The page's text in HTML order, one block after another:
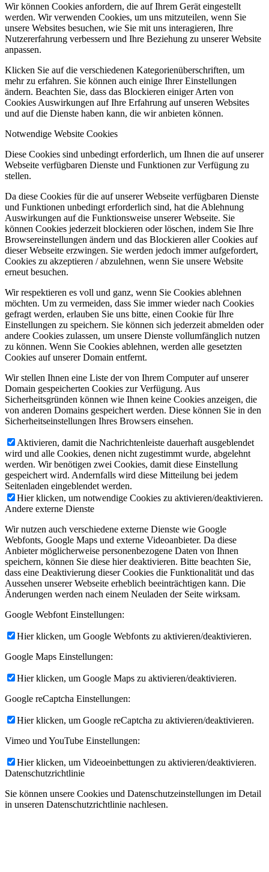
Wir können Cookies anfordern, die auf Ihrem Gerät eingestellt
werden. Wir verwenden Cookies, um uns mitzuteilen, wenn Sie
unsere Websites besuchen, wie Sie mit uns interagieren, Ihre
Nutzererfahrung verbessern und Ihre Beziehung zu unserer Website
anpassen.
Klicken Sie auf die verschiedenen Kategorienüberschriften, um
mehr zu erfahren. Sie können auch einige Ihrer Einstellungen
ändern. Beachten Sie, dass das Blockieren einiger Arten von
Cookies Auswirkungen auf Ihre Erfahrung auf unseren Websites
und auf die Dienste haben kann, die wir anbieten können.
Notwendige Website Cookies
Diese Cookies sind unbedingt erforderlich, um Ihnen die auf unserer
Webseite verfügbaren Dienste und Funktionen zur Verfügung zu
stellen.
Da diese Cookies für die auf unserer Webseite verfügbaren Dienste
und Funktionen unbedingt erforderlich sind, hat die Ablehnung
Auswirkungen auf die Funktionsweise unserer Webseite. Sie
können Cookies jederzeit blockieren oder löschen, indem Sie Ihre
Browsereinstellungen ändern und das Blockieren aller Cookies auf
dieser Webseite erzwingen. Sie werden jedoch immer aufgefordert,
Cookies zu akzeptieren / abzulehnen, wenn Sie unsere Website
erneut besuchen.
Wir respektieren es voll und ganz, wenn Sie Cookies ablehnen
möchten. Um zu vermeiden, dass Sie immer wieder nach Cookies
gefragt werden, erlauben Sie uns bitte, einen Cookie für Ihre
Einstellungen zu speichern. Sie können sich jederzeit abmelden oder
andere Cookies zulassen, um unsere Dienste vollumfänglich nutzen
zu können. Wenn Sie Cookies ablehnen, werden alle gesetzten
Cookies auf unserer Domain entfernt.
Wir stellen Ihnen eine Liste der von Ihrem Computer auf unserer
Domain gespeicherten Cookies zur Verfügung. Aus
Sicherheitsgründen können wie Ihnen keine Cookies anzeigen, die
von anderen Domains gespeichert werden. Diese können Sie in den
Sicherheitseinstellungen Ihres Browsers einsehen.
Aktivieren, damit die Nachrichtenleiste dauerhaft ausgeblendet
wird und alle Cookies, denen nicht zugestimmt wurde, abgelehnt
werden. Wir benötigen zwei Cookies, damit diese Einstellung
gespeichert wird. Andernfalls wird diese Mitteilung bei jedem
Seitenladen eingeblendet werden.
Hier klicken, um notwendige Cookies zu aktivieren/deaktivieren.
Andere externe Dienste
Wir nutzen auch verschiedene externe Dienste wie Google
Webfonts, Google Maps und externe Videoanbieter. Da diese
Anbieter möglicherweise personenbezogene Daten von Ihnen
speichern, können Sie diese hier deaktivieren. Bitte beachten Sie,
dass eine Deaktivierung dieser Cookies die Funktionalität und das
Aussehen unserer Webseite erheblich beeinträchtigen kann. Die
Änderungen werden nach einem Neuladen der Seite wirksam.
Google Webfont Einstellungen:
Hier klicken, um Google Webfonts zu aktivieren/deaktivieren.
Google Maps Einstellungen:
Hier klicken, um Google Maps zu aktivieren/deaktivieren.
Google reCaptcha Einstellungen:
Hier klicken, um Google reCaptcha zu aktivieren/deaktivieren.
Vimeo und YouTube Einstellungen:
Hier klicken, um Videoeinbettungen zu aktivieren/deaktivieren.
Datenschutzrichtlinie
Sie können unsere Cookies und Datenschutzeinstellungen im Detail
in unseren Datenschutzrichtlinie nachlesen.